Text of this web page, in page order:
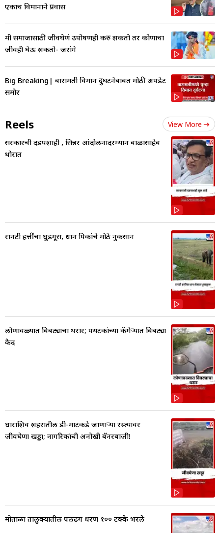
एकाच विमानाने प्रवास
मी समाजासाठी जीवघेणं उपोषणही करु शकतो तर कोणाचा
जीवही घेऊ शकतो- जरांगे
Big Breaking| बारामती विमान दुर्घटनेबाबत मोठी अपडेट
समोर
Reels View More
सरकारची दडपशाही , सिन्नर आंदोलनादरम्यान बाळासाहेब
थोरात
रानटी हत्तींचा धुडगूस, धान पिकांचे मोठे नुकसान
लोणावळ्यात बिबट्याचा थरार; पर्यटकांच्या कॅमेऱ्यात बिबट्या
कैद
धाराशिव शहरातील डी-मार्टकडे जाणाऱ्या रस्त्यावर
जीवघेणा खड्डा; नागरिकांची अनोखी बॅनरबाजी!
मोताळा तालुक्यातील पलढग धरण १०० टक्के भरले